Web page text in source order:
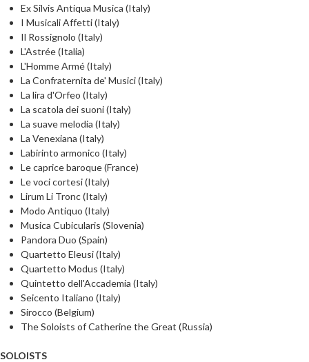
Ex Silvis Antiqua Musica (Italy)
I Musicali Affetti (Italy)
Il Rossignolo (Italy)
L'Astrée (Italia)
L'Homme Armé (Italy)
La Confraternita de' Musici (Italy)
La lira d'Orfeo (Italy)
La scatola dei suoni (Italy)
La suave melodia (Italy)
La Venexiana (Italy)
Labirinto armonico (Italy)
Le caprice baroque (France)
Le voci cortesi (Italy)
Lirum Li Tronc (Italy)
Modo Antiquo (Italy)
Musica Cubicularis (Slovenia)
Pandora Duo (Spain)
Quartetto Eleusi (Italy)
Quartetto Modus (Italy)
Quintetto dell'Accademia (Italy)
Seicento Italiano (Italy)
Sirocco (Belgium)
The Soloists of Catherine the Great (Russia)
SOLOISTS